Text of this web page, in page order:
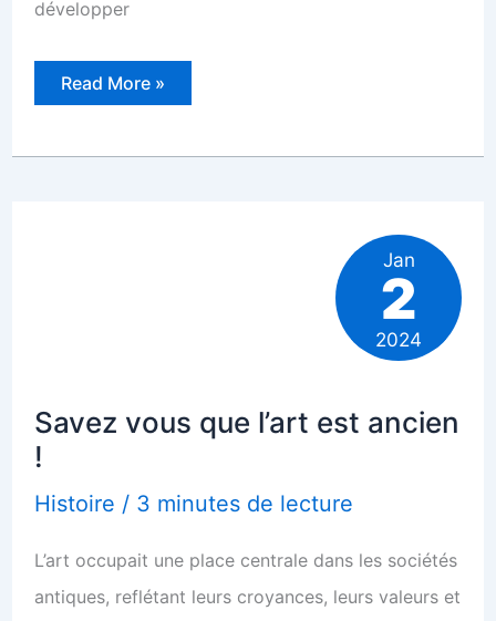
développer
Savez-
l’impact
Read More »
Savez vous que l’art est ancien
!
Histoire / 3 minutes de lecture
L’art occupait une place centrale dans les sociétés
antiques, reflétant leurs croyances, leurs valeurs et
Jan
2
2024